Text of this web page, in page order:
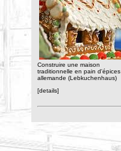
Construire une maison
traditionnelle en pain d'épices
allemande (Lebkuchenhaus)
[details]